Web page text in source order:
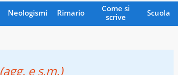
Neologismi Rimario
Come si
scrive
Scuola
(agg. e s.m.)